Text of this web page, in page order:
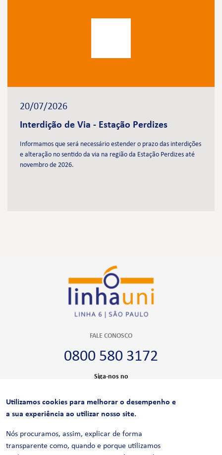
20/07/2026
Interdição de Via - Estação Perdizes
Informamos que será necessário estender o prazo das interdições
e alteração no sentido da via na região da Estação Perdizes até
novembro de 2026.
FALE CONOSCO
0800 580 3172
Siga-nos no
CERTIFICAÇÕES
Utilizamos cookies para melhorar o desempenho e
a sua experiência ao utilizar nosso site.
Nós procuramos, assim, explicar de forma
transparente como, quando e porque utilizamos